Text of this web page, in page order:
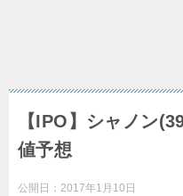
【IPO】シャノン
値予想
公開日： 2017年1月10日